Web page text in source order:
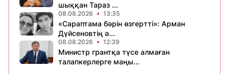
шыққан Тараз ...
08.08.2026 13:35
«Сараптама бәрін өзгертті»: Арман
Дүйсеновтің ә...
08.08.2026 12:39
Министр грантқа түсе алмаған
талапкерлерге маңы...